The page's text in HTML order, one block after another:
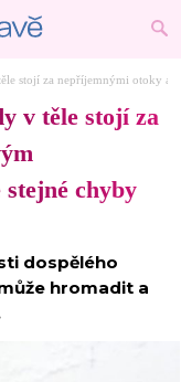
stojí za nepříjemnými otoky a
v těle stojí za
chyby
dospělého
hromadit a